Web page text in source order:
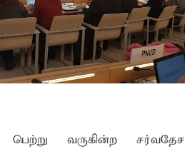
வருகின்ற சர்வதேச